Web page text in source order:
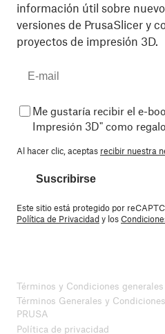
información útil sobre
versiones de PrusaSlicer y
proyectos de impresión 3D.
Me gustaría recibir el e-
Impresión 3D" como regalo
Al hacer clic, aceptas recibir nuestra
Suscribirse
Este sitio está protegido por
Política de Privacidady los
Términos y Condiciones generales
Términos Generales y
PRUSA
Política de privacidad